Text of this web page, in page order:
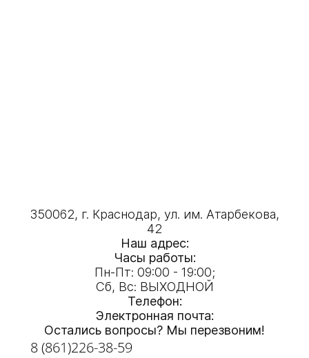
350062, г. Краснодар, ул. им. Атарбекова,
42
Наш адрес:
Часы работы:
Пн-Пт: 09:00 - 19:00;
Сб, Вс: ВЫХОДНОЙ
Телефон:
Электронная почта:
Остались вопросы? Мы перезвоним!
8 (861)226-38-59